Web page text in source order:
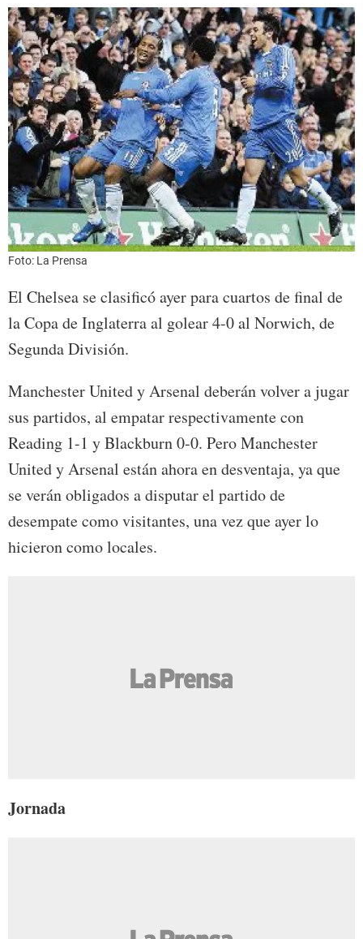
Foto: La Prensa
El Chelsea se clasificó ayer para cuartos de final de
la Copa de Inglaterra al golear 4-0 al Norwich, de
Segunda División.
Manchester United y Arsenal deberán volver a jugar
sus partidos, al empatar respectivamente con
Reading 1-1 y Blackburn 0-0. Pero Manchester
United y Arsenal están ahora en desventaja, ya que
se verán obligados a disputar el partido de
desempate como visitantes, una vez que ayer lo
hicieron como locales.
Jornada